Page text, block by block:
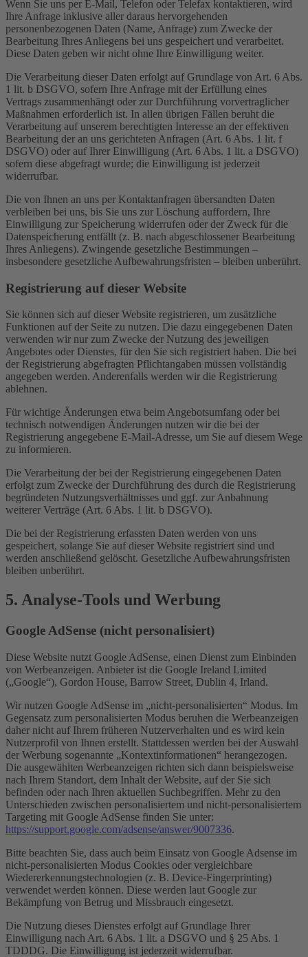
Wenn Sie uns per E-Mail, Telefon oder Telefax kontaktieren, wird
Ihre Anfrage inklusive aller daraus hervorgehenden
personenbezogenen Daten (Name, Anfrage) zum Zwecke der
Bearbeitung Ihres Anliegens bei uns gespeichert und verarbeitet.
Diese Daten geben wir nicht ohne Ihre Einwilligung weiter.
Die Verarbeitung dieser Daten erfolgt auf Grundlage von Art. 6 Abs.
1 lit. b DSGVO, sofern Ihre Anfrage mit der Erfüllung eines
Vertrags zusammenhängt oder zur Durchführung vorvertraglicher
Maßnahmen erforderlich ist. In allen übrigen Fällen beruht die
Verarbeitung auf unserem berechtigten Interesse an der effektiven
Bearbeitung der an uns gerichteten Anfragen (Art. 6 Abs. 1 lit. f
DSGVO) oder auf Ihrer Einwilligung (Art. 6 Abs. 1 lit. a DSGVO)
sofern diese abgefragt wurde; die Einwilligung ist jederzeit
widerrufbar.
Die von Ihnen an uns per Kontaktanfragen übersandten Daten
verbleiben bei uns, bis Sie uns zur Löschung auffordern, Ihre
Einwilligung zur Speicherung widerrufen oder der Zweck für die
Datenspeicherung entfällt (z. B. nach abgeschlossener Bearbeitung
Ihres Anliegens). Zwingende gesetzliche Bestimmungen –
insbesondere gesetzliche Aufbewahrungsfristen – bleiben unberührt.
Registrierung auf dieser Website
Sie können sich auf dieser Website registrieren, um zusätzliche
Funktionen auf der Seite zu nutzen. Die dazu eingegebenen Daten
verwenden wir nur zum Zwecke der Nutzung des jeweiligen
Angebotes oder Dienstes, für den Sie sich registriert haben. Die bei
der Registrierung abgefragten Pflichtangaben müssen vollständig
angegeben werden. Anderenfalls werden wir die Registrierung
ablehnen.
Für wichtige Änderungen etwa beim Angebotsumfang oder bei
technisch notwendigen Änderungen nutzen wir die bei der
Registrierung angegebene E-Mail-Adresse, um Sie auf diesem Wege
zu informieren.
Die Verarbeitung der bei der Registrierung eingegebenen Daten
erfolgt zum Zwecke der Durchführung des durch die Registrierung
begründeten Nutzungsverhältnisses und ggf. zur Anbahnung
weiterer Verträge (Art. 6 Abs. 1 lit. b DSGVO).
Die bei der Registrierung erfassten Daten werden von uns
gespeichert, solange Sie auf dieser Website registriert sind und
werden anschließend gelöscht. Gesetzliche Aufbewahrungsfristen
bleiben unberührt.
5. Analyse-Tools und Werbung
Google AdSense (nicht personalisiert)
Diese Website nutzt Google AdSense, einen Dienst zum Einbinden
von Werbeanzeigen. Anbieter ist die Google Ireland Limited
(„Google“), Gordon House, Barrow Street, Dublin 4, Irland.
Wir nutzen Google AdSense im „nicht-personalisierten“ Modus. Im
Gegensatz zum personalisierten Modus beruhen die Werbeanzeigen
daher nicht auf Ihrem früheren Nutzerverhalten und es wird kein
Nutzerprofil von Ihnen erstellt. Stattdessen werden bei der Auswahl
der Werbung sogenannte „Kontextinformationen“ herangezogen.
Die ausgewählten Werbeanzeigen richten sich dann beispielsweise
nach Ihrem Standort, dem Inhalt der Website, auf der Sie sich
befinden oder nach Ihren aktuellen Suchbegriffen. Mehr zu den
Unterschieden zwischen personalisiertem und nicht-personalisiertem
Targeting mit Google AdSense finden Sie unter:
https://support.google.com/adsense/answer/9007336.
Bitte beachten Sie, dass auch beim Einsatz von Google Adsense im
nicht-personalisierten Modus Cookies oder vergleichbare
Wiedererkennungstechnologien (z. B. Device-Fingerprinting)
verwendet werden können. Diese werden laut Google zur
Bekämpfung von Betrug und Missbrauch eingesetzt.
Die Nutzung dieses Dienstes erfolgt auf Grundlage Ihrer
Einwilligung nach Art. 6 Abs. 1 lit. a DSGVO und § 25 Abs. 1
TDDDG. Die Einwilligung ist jederzeit widerrufbar.